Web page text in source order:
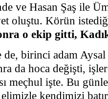
ve Hasan Şaş ile
oluştu. Körün
o ekip gitti,
de, birinci adam
da hoca değişti,
meçhul işte. Bu
kendimizi